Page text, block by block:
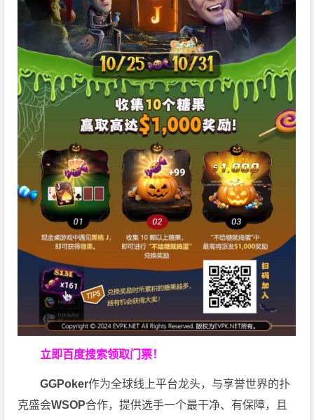
立即百度搜索领取门票！
GGPoker作为全球线上平台龙头，与享誉世界的扑
克盛会WSOP合作，提供选手一个最干净、有保障，且